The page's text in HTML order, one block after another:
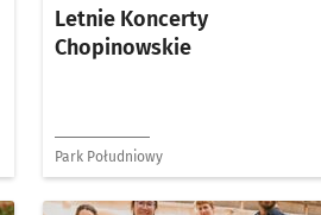
Letnie Koncerty
Chopinowskie
Park Południowy